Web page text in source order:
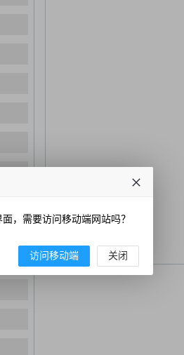
，需要访问移动端网站吗？
访问移动端 关闭